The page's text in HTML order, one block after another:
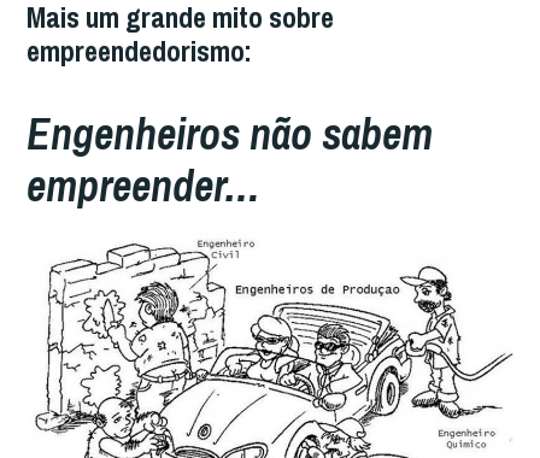
Mais um grande mito sobre
empreendedorismo:
Engenheiros não sabem
empreender…